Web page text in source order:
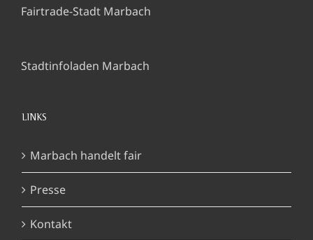
Fairtrade-Stadt Marbach
Stadtinfoladen Marbach
LINKS
Marbach handelt fair
Presse
Kontakt